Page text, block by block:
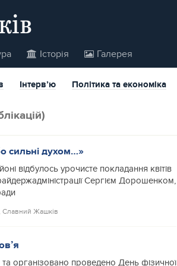
Історія Галерея
Інтерв’ю Політика та економіка
сильні духом…»
відбулось урочисте покладання квітів
Сергієм Дорошенком,
Славний Жашків
організовано проведено День фізичної